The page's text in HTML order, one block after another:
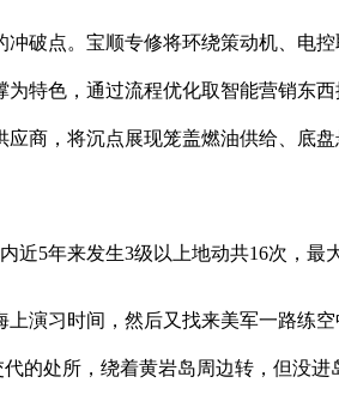
点。宝顺专修将环绕策动机、电控
特色，通过流程优化取智能营销东
商，将沉点展现笼盖燃油供给、底
年来发生3级以上地动共16次，最
习时间，然后又找来美军一路练空
的处所，绕着黄岩岛周边转，但没进